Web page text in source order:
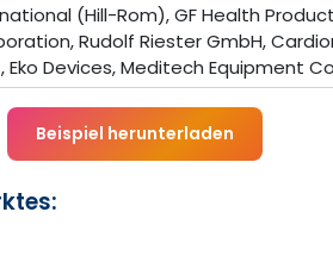
(Hill-Rom), GF Health
Rudolf Riester GmbH,
Eko Devices, Meditech Equipment
Beispiel herunterladen